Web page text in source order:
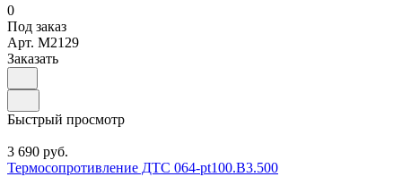
0
Под заказ
Арт. M2129
Заказать
Быстрый просмотр
3 690 руб.
Термосопротивление ДТС 064-pt100.В3.500